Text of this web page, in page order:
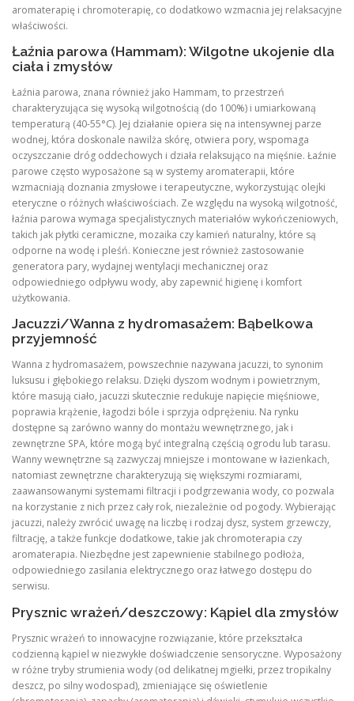
aromaterapię i chromoterapię, co dodatkowo wzmacnia jej relaksacyjne
właściwości.
Łaźnia parowa (Hammam): Wilgotne ukojenie dla
ciała i zmysłów
Łaźnia parowa, znana również jako Hammam, to przestrzeń
charakteryzująca się wysoką wilgotnością (do 100%) i umiarkowaną
temperaturą (40-55°C). Jej działanie opiera się na intensywnej parze
wodnej, która doskonale nawilża skórę, otwiera pory, wspomaga
oczyszczanie dróg oddechowych i działa relaksująco na mięśnie. Łaźnie
parowe często wyposażone są w systemy aromaterapii, które
wzmacniają doznania zmysłowe i terapeutyczne, wykorzystując olejki
eteryczne o różnych właściwościach. Ze względu na wysoką wilgotność,
łaźnia parowa wymaga specjalistycznych materiałów wykończeniowych,
takich jak płytki ceramiczne, mozaika czy kamień naturalny, które są
odporne na wodę i pleśń. Konieczne jest również zastosowanie
generatora pary, wydajnej wentylacji mechanicznej oraz
odpowiedniego odpływu wody, aby zapewnić higienę i komfort
użytkowania.
Jacuzzi/Wanna z hydromasażem: Bąbelkowa
przyjemność
Wanna z hydromasażem, powszechnie nazywana jacuzzi, to synonim
luksusu i głębokiego relaksu. Dzięki dyszom wodnym i powietrznym,
które masują ciało, jacuzzi skutecznie redukuje napięcie mięśniowe,
poprawia krążenie, łagodzi bóle i sprzyja odprężeniu. Na rynku
dostępne są zarówno wanny do montażu wewnętrznego, jak i
zewnętrzne SPA, które mogą być integralną częścią ogrodu lub tarasu.
Wanny wewnętrzne są zazwyczaj mniejsze i montowane w łazienkach,
natomiast zewnętrzne charakteryzują się większymi rozmiarami,
zaawansowanymi systemami filtracji i podgrzewania wody, co pozwala
na korzystanie z nich przez cały rok, niezależnie od pogody. Wybierając
jacuzzi, należy zwrócić uwagę na liczbę i rodzaj dysz, system grzewczy,
filtrację, a także funkcje dodatkowe, takie jak chromoterapia czy
aromaterapia. Niezbędne jest zapewnienie stabilnego podłoża,
odpowiedniego zasilania elektrycznego oraz łatwego dostępu do
serwisu.
Prysznic wrażeń/deszczowy: Kąpiel dla zmysłów
Prysznic wrażeń to innowacyjne rozwiązanie, które przekształca
codzienną kąpiel w niezwykłe doświadczenie sensoryczne. Wyposażony
w różne tryby strumienia wody (od delikatnej mgiełki, przez tropikalny
deszcz, po silny wodospad), zmieniające się oświetlenie